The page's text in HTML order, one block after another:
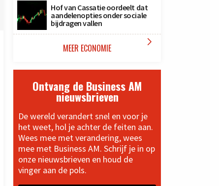
Hof van Cassatie oordeelt dat
aandelenopties onder sociale
bijdragen vallen
MEER ECONOMIE 
Ontvang de Business AM
nieuwsbrieven
De wereld verandert snel en voor je
het weet, hol je achter de feiten aan.
Wees mee met verandering, wees
mee met Business AM. Schrijf je in op
onze nieuwsbrieven en houd de
vinger aan de pols.